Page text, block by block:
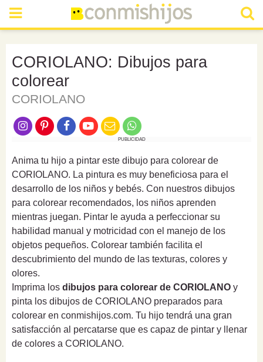
CORIOLANO: Dibujos para
colorear
CORIOLANO
PUBLICIDAD
Anima tu hijo a pintar este dibujo para colorear de
CORIOLANO. La pintura es muy beneficiosa para el
desarrollo de los niños y bebés. Con nuestros dibujos
para colorear recomendados, los niños aprenden
mientras juegan. Pintar le ayuda a perfeccionar su
habilidad manual y motricidad con el manejo de los
objetos pequeños. Colorear también facilita el
descubrimiento del mundo de las texturas, colores y
olores.
Imprima los dibujos para colorear de CORIOLANO y
pinta los dibujos de CORIOLANO preparados para
colorear en conmishijos.com. Tu hijo tendrá una gran
satisfacción al percatarse que es capaz de pintar y llenar
de colores a CORIOLANO.